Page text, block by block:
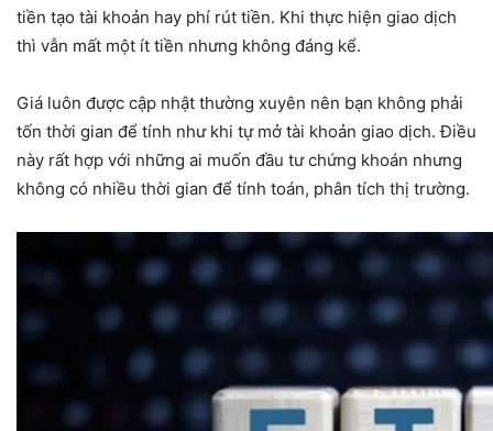
tiền tạo tài khoản hay phí rút tiền. Khi thực hiện giao dịch
thì vẫn mất một ít tiền nhưng không đáng kể.
Giá luôn được cập nhật thường xuyên nên bạn không phải
tốn thời gian để tính như khi tự mở tài khoản giao dịch. Điều
này rất hợp với những ai muốn đầu tư chứng khoán nhưng
không có nhiều thời gian để tính toán, phân tích thị trường.